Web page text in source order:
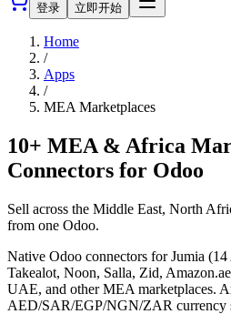
登录 立即开始
Home
/
Apps
/
MEA Marketplaces
10+ MEA & Africa
Connectors for Odoo
Sell across the Middle East, North
from one Odoo.
Native Odoo connectors for Jumia
Takealot, Noon, Salla, Zid,
UAE, and other MEA marketplaces.
AED/SAR/EGP/NGN/ZAR currency